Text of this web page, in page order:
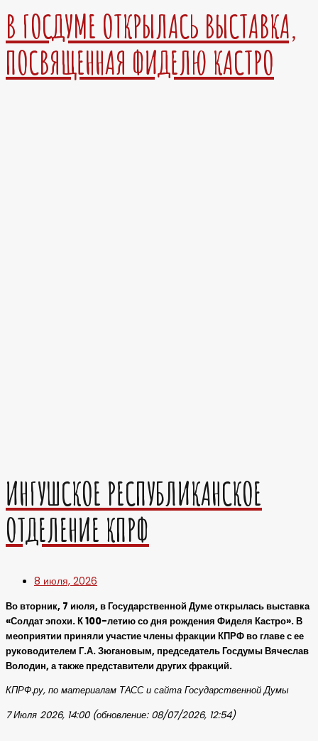
В ГОСДУМЕ ОТКРЫЛАСЬ ВЫСТАВКА,
ПОСВЯЩЕННАЯ ФИДЕЛЮ КАСТРО
ИНГУШСКОЕ РЕСПУБЛИКАНСКОЕ
ОТДЕЛЕНИЕ КПРФ
8 июля, 2026
Во вторник, 7 июля, в Государственной Думе открылась выставка
«Солдат эпохи. К 100-летию со дня рождения Фиделя Кастро». В
меоприятии приняли участие члены фракции КПРФ во главе с ее
руководителем Г.А. Зюгановым, председатель Госдумы Вячеслав
Володин, а также представители других фракций.
КПРФ.ру, по материалам ТАСС и сайта Государственной Думы
7 Июля 2026, 14:00 (обновление: 08/07/2026, 12:54)